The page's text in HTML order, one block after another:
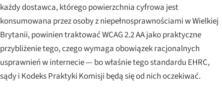
każdy dostawca, którego powierzchnia cyfrowa jest
konsumowana przez osoby z niepełnosprawnościami w Wielkiej
Brytanii, powinien traktować WCAG 2.2 AA jako praktyczne
przybliżenie tego, czego wymaga obowiązek racjonalnych
usprawnień w internecie — bo właśnie tego standardu EHRC,
sądy i Kodeks Praktyki Komisji będą się od nich oczekiwać.